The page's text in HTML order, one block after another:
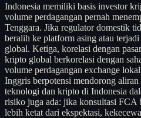
Indonesia memiliki basis investor
volume perdagangan pernah
Tenggara. Jika regulator domestik
beralih ke platform asing atau
global. Ketiga, korelasi dengan
kripto global berkorelasi dengan
volume perdagangan exchange
Inggris berpotensi mendorong aliran
teknologi dan kripto di Indonesia
risiko juga ada: jika konsultasi FCA
lebih ketat dari ekspektasi,